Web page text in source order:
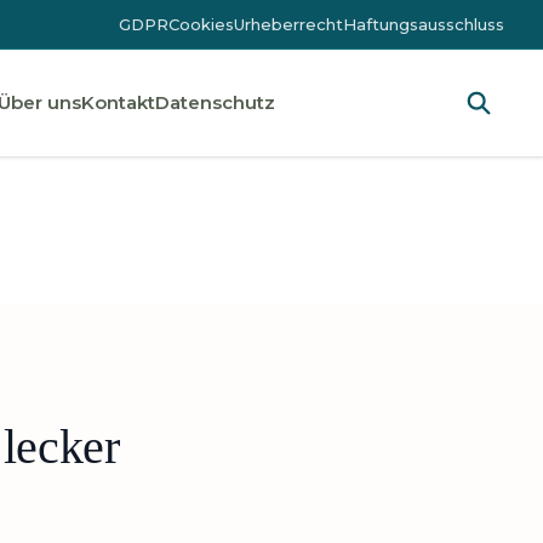
GDPRCookiesUrheberrechtHaftungsausschluss
Über unsKontaktDatenschutz